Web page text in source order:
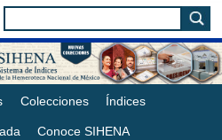
Colecciones Índices
Conoce SIHENA